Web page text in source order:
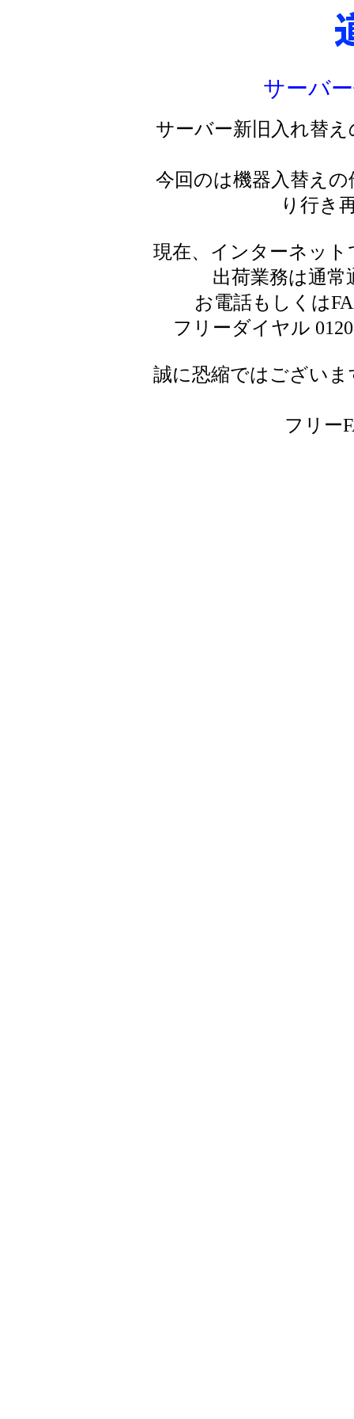
サーバ
サーバー新旧入れ替
今回のは機器入替え
り行き
現在、インターネッ
出荷業務は通
お電話もしくは
フリーダイヤル
誠に恐縮ではござい
フリー